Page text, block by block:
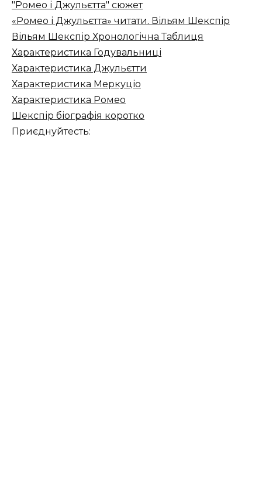
"Ромео і Джульєтта" сюжет
«Ромео і Джульєтта» читати. Вільям Шекспір
Вільям Шекспір ​​Хронологічна Таблиця
Характеристика Годувальниці
Характеристика Джульєтти
Характеристика Меркуціо
Характеристика Ромео
Шекспір біографія коротко
Приєднуйтесть: